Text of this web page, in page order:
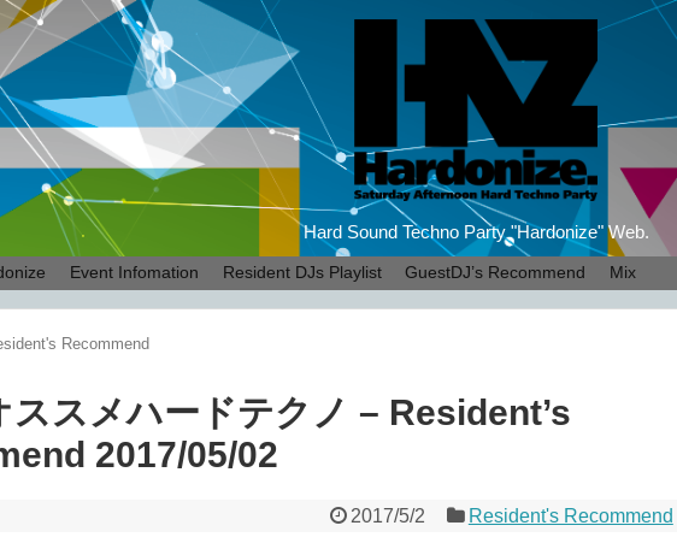
Hard Sound Techno Party "Hardonize" Web.
Event Infomation Resident DJs Playlist GuestDJ’s Recommend Mix
Recommend
ススメハードテクノ – Resident’s
2017/05/02
2017/5/2 Resident's Recommend